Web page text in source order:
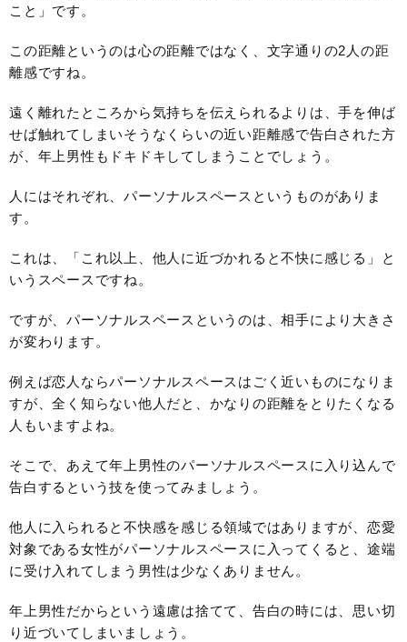
こと」です。
この距離というのは心の距離ではなく、文字通りの2人の距
離感ですね。
遠く離れたところから気持ちを伝えられるよりは、手を伸ば
せば触れてしまいそうなくらいの近い距離感で告白された方
が、年上男性もドキドキしてしまうことでしょう。
人にはそれぞれ、パーソナルスペースというものがありま
す。
これは、「これ以上、他人に近づかれると不快に感じる」と
いうスペースですね。
ですが、パーソナルスペースというのは、相手により大きさ
が変わります。
例えば恋人ならパーソナルスペースはごく近いものになりま
すが、全く知らない他人だと、かなりの距離をとりたくなる
人もいますよね。
そこで、あえて年上男性のパーソナルスペースに入り込んで
告白するという技を使ってみましょう。
他人に入られると不快感を感じる領域ではありますが、恋愛
対象である女性がパーソナルスペースに入ってくると、途端
に受け入れてしまう男性は少なくありません。
年上男性だからという遠慮は捨てて、告白の時には、思い切
り近づいてしまいましょう。